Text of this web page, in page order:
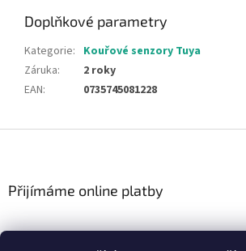
Doplňkové parametry
Kategorie: Kouřové senzory Tuya
Záruka:
2 roky
EAN: 0735745081228
Přijímáme online platby